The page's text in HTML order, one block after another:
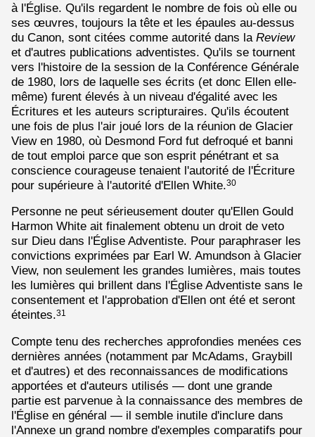
à l'Église. Qu'ils regardent le nombre de fois où elle ou
ses œuvres, toujours la tête et les épaules au-dessus
du Canon, sont citées comme autorité dans la Review
et d'autres publications adventistes. Qu'ils se tournent
vers l'histoire de la session de la Conférence Générale
de 1980, lors de laquelle ses écrits (et donc Ellen elle-
même) furent élevés à un niveau d'égalité avec les
Écritures et les auteurs scripturaires. Qu'ils écoutent
une fois de plus l'air joué lors de la réunion de Glacier
View en 1980, où Desmond Ford fut defroqué et banni
de tout emploi parce que son esprit pénétrant et sa
conscience courageuse tenaient l'autorité de l'Écriture
pour supérieure à l'autorité d'Ellen White.30
Personne ne peut sérieusement douter qu'Ellen Gould
Harmon White ait finalement obtenu un droit de veto
sur Dieu dans l'Église Adventiste. Pour paraphraser les
convictions exprimées par Earl W. Amundson à Glacier
View, non seulement les grandes lumières, mais toutes
les lumières qui brillent dans l'Église Adventiste sans le
consentement et l'approbation d'Ellen ont été et seront
éteintes.31
Compte tenu des recherches approfondies menées ces
dernières années (notamment par McAdams, Graybill
et d'autres) et des reconnaissances de modifications
apportées et d'auteurs utilisés — dont une grande
partie est parvenue à la connaissance des membres de
l'Église en général — il semble inutile d'inclure dans
l'Annexe un grand nombre d'exemples comparatifs pour